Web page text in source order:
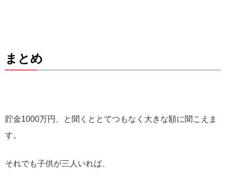
まとめ
貯金1000万円、と聞くととてつもなく大きな額に聞こえま
す。
それでも子供が三人いれば、